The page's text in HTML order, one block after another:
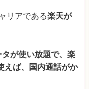
リアである楽天が
が使い放題で、楽
えば、国内通話がか